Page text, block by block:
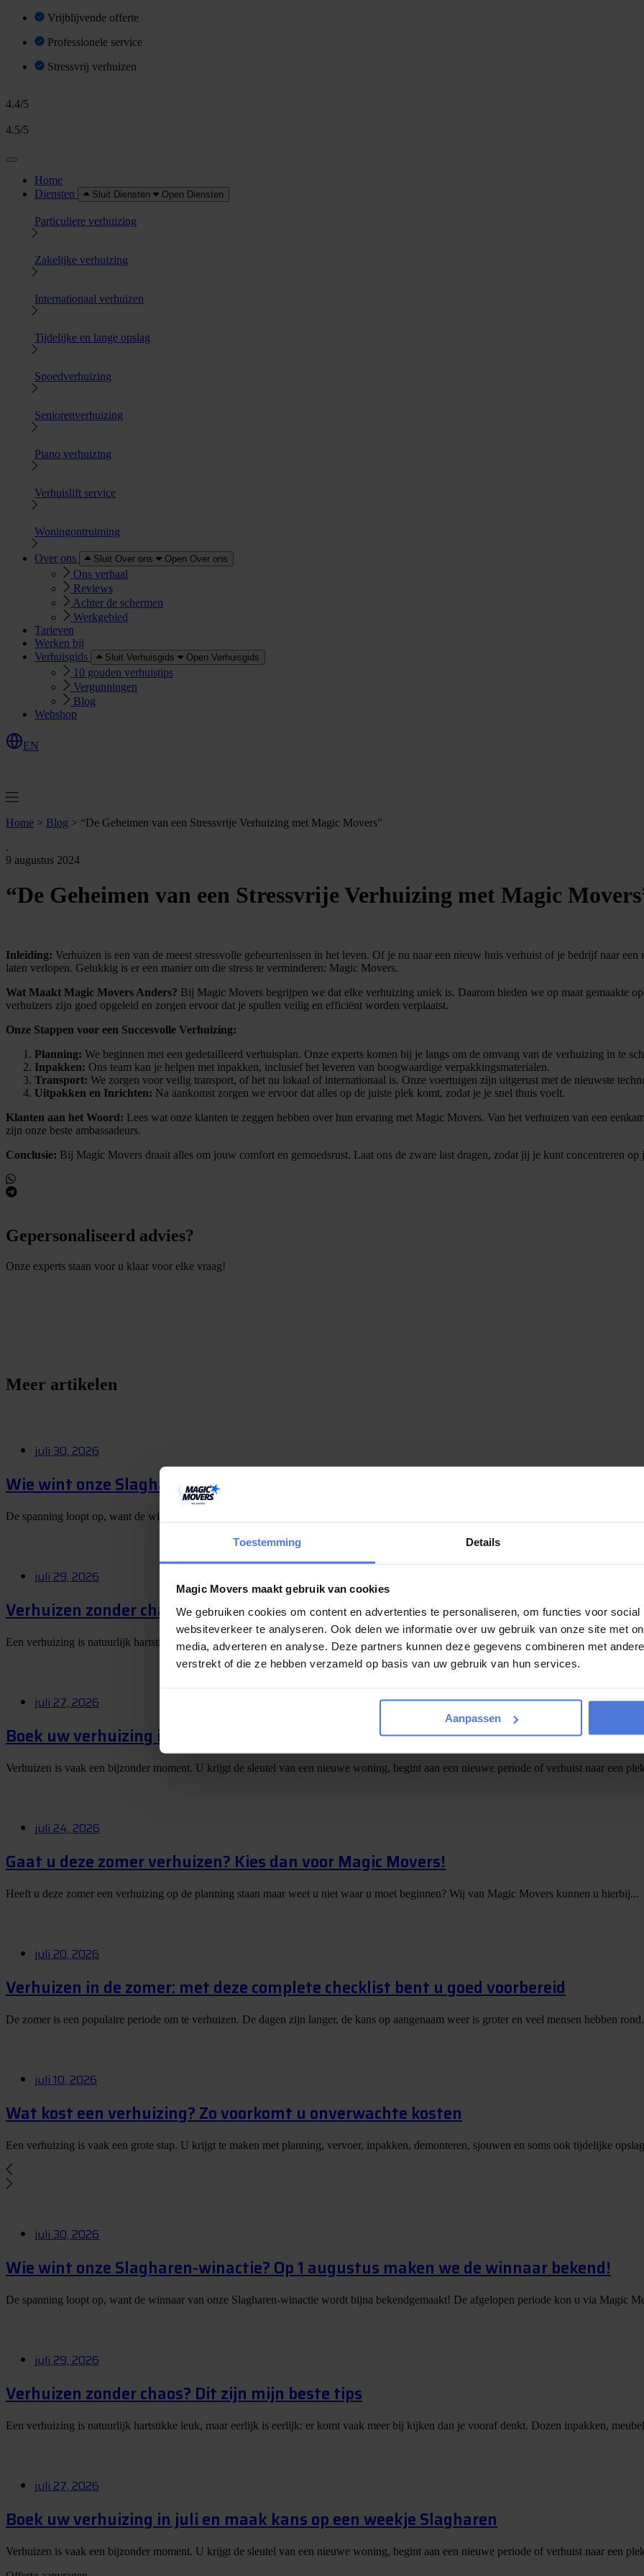
Toestemming Details
Magic Movers maakt gebruik van cookies
We gebruiken cookies om content en advertenties te personaliseren, om functies voor social
websiteverkeer te analyseren. Ook delen we informatie over uw gebruik van onze site met
media, adverteren en analyse. Deze partners kunnen deze gegevens combineren met
verstrekt of die ze hebben verzameld op basis van uw gebruik van hun services.
Aanpassen
Vrijblijvende offerte
Professionele service
Stressvrij verhuizen
4.4/5
4.5/5
Home
Diensten
Sluit Diensten Open Diensten
Particuliere verhuizing
Zakelijke verhuizing
Internationaal verhuizen
Tijdelijke en lange opslag
Spoedverhuizing
Seniorenverhuizing
Piano verhuizing
Verhuislift service
Woningontruiming
Over ons Sluit Over ons Open Over ons
Ons verhaal
Reviews
Achter de schermen
Werkgebied
Tarieven
Werken bij
Verhuisgids
Sluit Verhuisgids Open Verhuisgids
10 gouden verhuistips
Vergunningen
Blog
Webshop
EN
Home > Blog > “De Geheimen van een Stressvrije Verhuizing met Magic Movers”
.
9 augustus 2024
“De Geheimen van een Stressvrije Verhuizing met Magic
Inleiding: Verhuizen is een van de meest stressvolle gebeurtenissen in het leven. Of je nu naar een nieuw huis verhuist of je bedrijf naar
laten verlopen. Gelukkig is er een manier om die stress te verminderen: Magic Movers.
Wat Maakt Magic Movers Anders? Bij Magic Movers begrijpen we dat elke verhuizing uniek is. Daarom bieden we op maat gemaakte
verhuizers zijn goed opgeleid en zorgen ervoor dat je spullen veilig en efficiënt worden verplaatst.
Onze Stappen voor een Succesvolle Verhuizing:
Planning: We beginnen met een gedetailleerd verhuisplan. Onze experts komen bij je langs om de omvang van de verhuizing in te
Inpakken: Ons team kan je helpen met inpakken, inclusief het leveren van hoogwaardige verpakkingsmaterialen.
Transport: We zorgen voor veilig transport, of het nu lokaal of internationaal is. Onze voertuigen zijn uitgerust met de nieuwste
Uitpakken en Inrichten: Na aankomst zorgen we ervoor dat alles op de juiste plek komt, zodat je je snel thuis voelt.
Klanten aan het Woord: Lees wat onze klanten te zeggen hebben over hun ervaring met Magic Movers. Van het verhuizen van een
zijn onze beste ambassadeurs.
Conclusie: Bij Magic Movers draait alles om jouw comfort en gemoedsrust. Laat ons de zware last dragen, zodat jij je kunt concentreren op
Gepersonaliseerd advies?
Onze experts staan voor u klaar voor elke vraag!
Meer artikelen
juli 30, 2026
Wie wint onze Slagharen-winactie? Op 1 augustus maken we de winnaar bekend!
De spanning loopt op, want de winnaar van onze Slagharen-winactie wordt bijna bekendgemaakt! De afgelopen periode kon u via Magic
juli 29, 2026
Verhuizen zonder chaos? Dit zijn mijn beste tips
Een verhuizing is natuurlijk hartstikke leuk, maar eerlijk is eerlijk: er komt vaak meer bij kijken dan je vooraf denkt. Dozen inpakken,
juli 27, 2026
Boek uw verhuizing in juli en maak kans op een weekje Slagharen
Verhuizen is vaak een bijzonder moment. U krijgt de sleutel van een nieuwe woning, begint aan een nieuwe periode of verhuist naar een
juli 24, 2026
Gaat u deze zomer verhuizen? Kies dan voor Magic Movers!
Heeft u deze zomer een verhuizing op de planning staan maar weet u niet waar u moet beginnen? Wij van Magic Movers kunnen u hierbij...
juli 20, 2026
Verhuizen in de zomer: met deze complete checklist bent u goed voorbereid
De zomer is een populaire periode om te verhuizen. De dagen zijn langer, de kans op aangenaam weer is groter en veel mensen hebben
juli 10, 2026
Wat kost een verhuizing? Zo voorkomt u onverwachte kosten
Een verhuizing is vaak een grote stap. U krijgt te maken met planning, vervoer, inpakken, demonteren, sjouwen en soms ook tijdelijke
juli 30, 2026
Wie wint onze Slagharen-winactie? Op 1 augustus maken we de winnaar bekend!
De spanning loopt op, want de winnaar van onze Slagharen-winactie wordt bijna bekendgemaakt! De afgelopen periode kon u via Magic
juli 29, 2026
Verhuizen zonder chaos? Dit zijn mijn beste tips
Een verhuizing is natuurlijk hartstikke leuk, maar eerlijk is eerlijk: er komt vaak meer bij kijken dan je vooraf denkt. Dozen inpakken,
juli 27, 2026
Boek uw verhuizing in juli en maak kans op een weekje Slagharen
Verhuizen is vaak een bijzonder moment. U krijgt de sleutel van een nieuwe woning, begint aan een nieuwe periode of verhuist naar een